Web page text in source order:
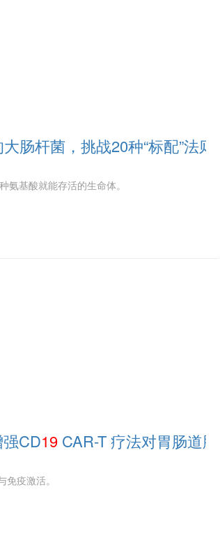
肠杆菌，挑战20种“标配”法则
氨基酸就能存活的生命体。
CD19 CAR-T 疗法对胃肠道
免疫激活。